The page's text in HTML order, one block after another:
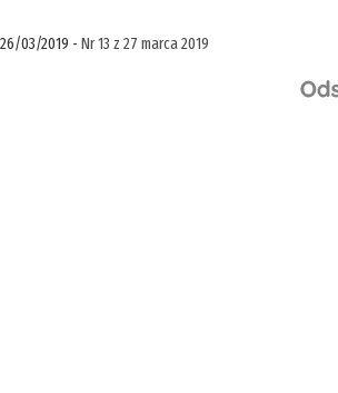
03/2019 -Nr 13 z 27 marca 2019